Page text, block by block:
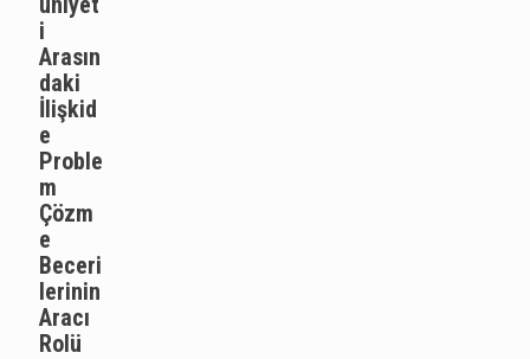
i
Arasın
daki
İlişkid
e
Proble
m
Çözm
e
Beceri
lerinin
Aracı
Rolü